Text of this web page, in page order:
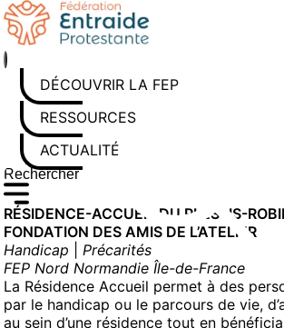
Aller
au
contenu
DÉCOUVRIR LA FEP
RESSOURCES
ACTUALITÉS
Rechercher sur le site
Saisissez au moins 3 caractères pour
RÉSIDENCE-ACCUEIL DU PLESSIS-
FONDATION DES AMIS DE L’ATELIER
Handicap
Précarités
FEP Nord Normandie Île-de-France
La Résidence Accueil permet à des
par le handicap ou le parcours de vie,
au sein d’une résidence tout en